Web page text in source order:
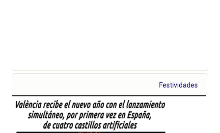
Festividades